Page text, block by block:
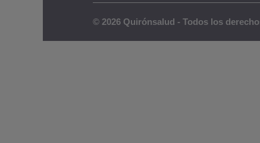
© 2026 Quirónsalud - Todos los